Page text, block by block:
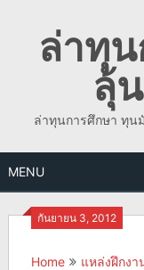
contentล่าทุ
ลุ้
ล่าทุนการศึกษา ทุน
MENU
กันยายน 3, 2012
Home
แหล่งฝึกง